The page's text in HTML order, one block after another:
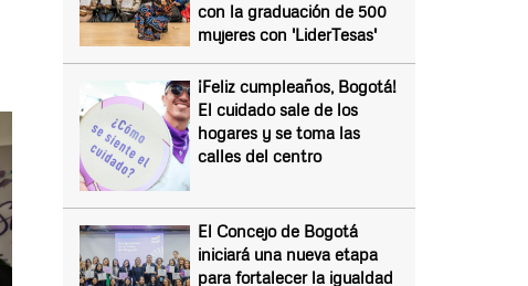
con la graduación de 500
mujeres con 'LiderTesas'
¡Feliz cumpleaños, Bogotá!
El cuidado sale de los
hogares y se toma las
calles del centro
El Concejo de Bogotá
iniciará una nueva etapa
para fortalecer la igualdad